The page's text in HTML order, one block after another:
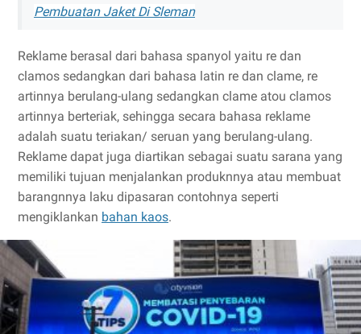
Pembuatan Jaket Di Sleman
Reklame berasal dari bahasa spanyol yaitu re dan
clamos sedangkan dari bahasa latin re dan clame, re
artinnya berulang-ulang sedangkan clame atou clamos
artinnya berteriak, sehingga secara bahasa reklame
adalah suatu teriakan/ seruan yang berulang-ulang.
Reklame dapat juga diartikan sebagai suatu sarana yang
memiliki tujuan menjalankan produknnya atau membuat
barangnnya laku dipasaran contohnya seperti
mengiklankan bahan kaos.